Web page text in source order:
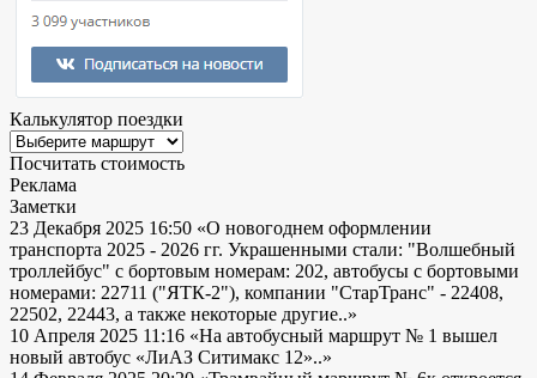
Калькулятор поездки
Посчитать стоимость
Реклама
Заметки
23 Декабря 2025 16:50 «О новогоднем оформлении
транспорта 2025 - 2026 гг. Украшенными стали: "Волшебный
троллейбус" с бортовым номерам: 202, автобусы с бортовыми
номерами: 22711 ("ЯТК-2"), компании "СтарТранс" - 22408,
22502, 22443, а также некоторые другие..»
10 Апреля 2025 11:16 «На автобусный маршрут № 1 вышел
новый автобус «ЛиАЗ Ситимакс 12»..»